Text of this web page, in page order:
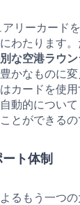
リーカード
わたります
な空港ラウ
かなものに
カードを使用
動的につい
とができるの
ト体制
るもう一つの